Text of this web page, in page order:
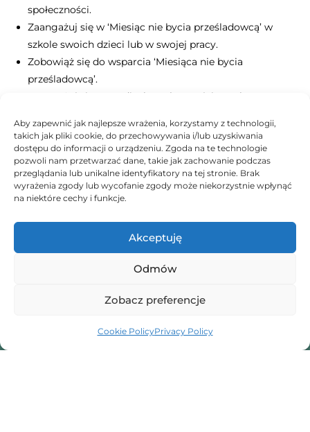
Aby zapewnić jak najlepsze wrażenia, korzystamy z technologii,
takich jak pliki cookie, do przechowywania i/lub uzyskiwania
dostępu do informacji o urządzeniu. Zgoda na te technologie
pozwoli nam przetwarzać dane, takie jak zachowanie podczas
przeglądania lub unikalne identyfikatory na tej stronie. Brak
wyrażenia zgody lub wycofanie zgody może niekorzystnie wpłynąć
na niektóre cechy i funkcje.
Akceptuję
Odmów
Zobacz preferencje
Cookie PolicyPrivacy Policy
społeczności.
Zaangażuj się w ‘Miesiąc nie bycia prześladowcą’ w
szkole swoich dzieci lub w swojej pracy.
Zobowiąż się do wsparcia ‘Miesiąca nie bycia
prześladowcą’.
Zaangażuj się w mediach społecznościowych.
Przedyskutuj z przyjaciółmi ‘Miesiąc nie bycia
prześladowcą’.
Jestem tu by Ci pomóc.